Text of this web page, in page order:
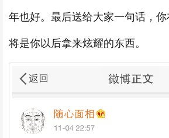
年也好。最后送给大家一句话，
将是你以后拿来炫耀的东西。